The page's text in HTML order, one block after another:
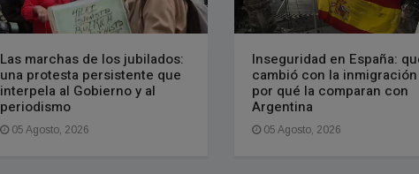
Las marchas de los jubilados:
una protesta persistente que
interpela al Gobierno y al
periodismo
05 Agosto, 2026
Inseguridad en España:
cambió con la
por qué la comparan con
Argentina
05 Agosto, 2026